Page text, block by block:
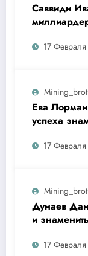
Саввиди
17
Ева
успеха
17
Дунаев
и
17